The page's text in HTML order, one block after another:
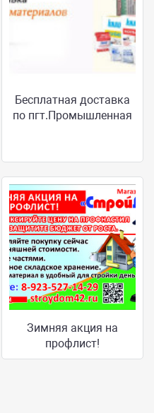
Бесплатная доставка
по пгт.Промышленная
Зимняя акция на
профлист!